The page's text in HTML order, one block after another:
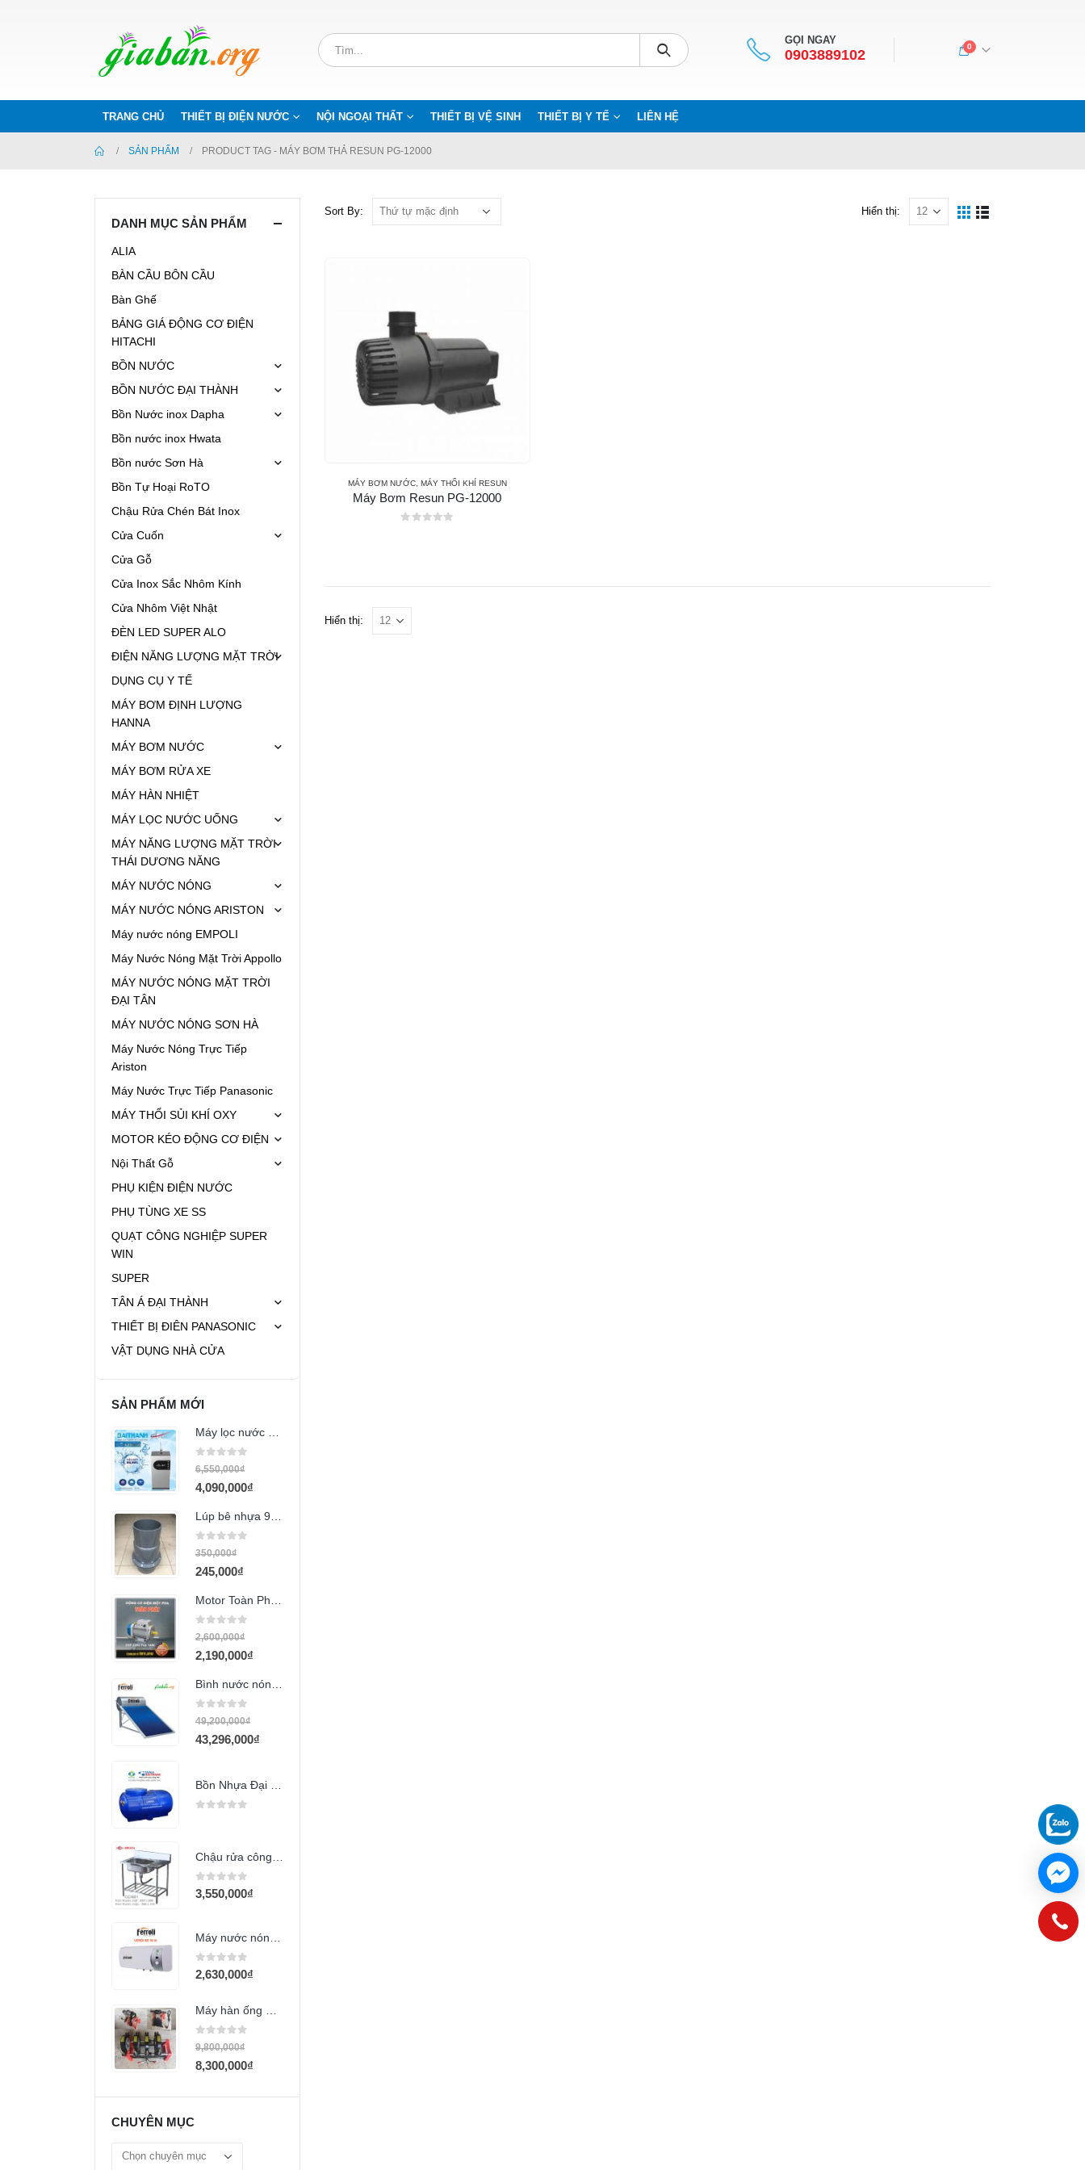
GỌI NGAY
0903889102
0
TRANG CHỦ THIẾT BỊ ĐIỆN NƯỚC NỘI NGOẠI THẤT THIẾT BỊ VỆ SINH THIẾT BỊ Y TẾ LIÊN HỆ
SẢN PHẨM PRODUCT TAG - MÁY BƠM THẢ RESUN PG-12000
Sort By: Hiển thị:
MÁY BƠM NƯỚC, MÁY THỔI KHÍ RESUN
Máy Bơm Resun PG-12000
Hiển thị:
DANH MỤC SẢN PHẨM
ALIA
BÀN CẦU BÔN CẦU
Bàn Ghế
BẢNG GIÁ ĐỘNG CƠ ĐIỆN
HITACHI
BỒN NƯỚC
BỒN NƯỚC ĐẠI THÀNH
Bồn Nước inox Dapha
Bồn nước inox Hwata
Bồn nước Sơn Hà
Bồn Tự Hoại RoTO
Chậu Rửa Chén Bát Inox
Cửa Cuốn
Cửa Gỗ
Cửa Inox Sắc Nhôm Kính
Cửa Nhôm Việt Nhật
ĐÈN LED SUPER ALO
ĐIỆN NĂNG LƯỢNG MẶT TRỜI
DỤNG CỤ Y TẾ
MÁY BƠM ĐỊNH LƯỢNG
HANNA
MÁY BƠM NƯỚC
MÁY BƠM RỬA XE
MÁY HÀN NHIỆT
MÁY LỌC NƯỚC UỐNG
MÁY NĂNG LƯỢNG MẶT TRỜI
THÁI DƯƠNG NĂNG
MÁY NƯỚC NÓNG
MÁY NƯỚC NÓNG ARISTON
Máy nước nóng EMPOLI
Máy Nước Nóng Mặt Trời Appollo
MÁY NƯỚC NÓNG MẶT TRỜI
ĐẠI TÂN
MÁY NƯỚC NÓNG SƠN HÀ
Máy Nước Nóng Trực Tiếp
Ariston
Máy Nước Trực Tiếp Panasonic
MÁY THỔI SỦI KHÍ OXY
MOTOR KÉO ĐỘNG CƠ ĐIỆN
Nội Thất Gỗ
PHỤ KIỆN ĐIỆN NƯỚC
PHỤ TÙNG XE SS
QUẠT CÔNG NGHIỆP SUPER
WIN
SUPER
TÂN Á ĐẠI THÀNH
THIẾT BỊ ĐIÊN PANASONIC
VẬT DỤNG NHÀ CỬA
SẢN PHẨM MỚI
Máy lọc nước RO Đại Thành ARTE 10
0 out of 5
6,550,000₫
4,090,000₫
Lúp bê nhựa 90 (trụ)
0out of 5
350,000₫
245,000₫
Motor Toàn Phát 3HP tua 1490
0 out of 5
2,600,000₫
2,190,000₫
Bình nước nóng năng lượng mặt trời Ferroli 300L
0out of 5
49,200,000₫
43,296,000₫
0out of 5
3,550,000₫
0out of 5
2,630,000₫
Máy hàn ống HDPE 63-160
0 out of 5
9,800,000₫
8,300,000₫
CHUYÊN MỤC
Chuyên